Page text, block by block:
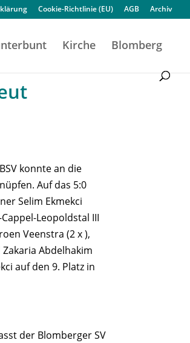
Cookie-Richtlinie (EU) AGB Archiv
Kirche Blomberg
konnte an die
Auf das 5:0
Selim Ekmekci
Leopoldstal III
Veenstra (2 x ),
Abdelhakim
auf den 9. Platz in
der Blomberger SV